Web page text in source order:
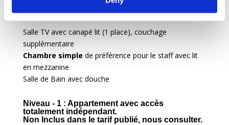
Salle TV avec canapé lit (1 place), couchage
supplémentaire
Chambre simple de préférence pour le staff avec lit
en mezzanine
Salle de Bain avec douche
Niveau - 1 : Appartement avec accès
totalement indépendant.
Non Inclus dans le tarif publié, nous consulter.